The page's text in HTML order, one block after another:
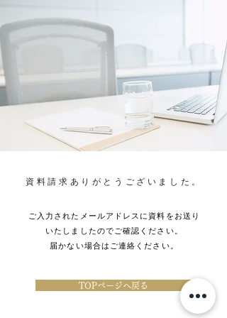
資料請求ありがとうございました。
ご入力されたメールアドレスに資料をお送り
いたしましたのでご確認ください。
​届かない場合はご連絡ください。
TOPページへ戻る